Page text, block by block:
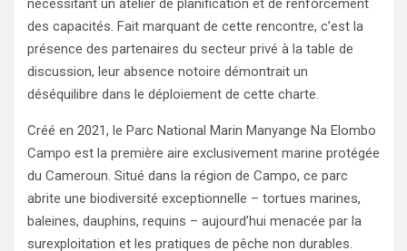
nécessitant un atelier de planification et de renforcement
des capacités. Fait marquant de cette rencontre, c’est la
présence des partenaires du secteur privé à la table de
discussion, leur absence notoire démontrait un
déséquilibre dans le déploiement de cette charte.
Créé en 2021, le Parc National Marin Manyange Na Elombo
Campo est la première aire exclusivement marine protégée
du Cameroun. Situé dans la région de Campo, ce parc
abrite une biodiversité exceptionnelle – tortues marines,
baleines, dauphins, requins – aujourd’hui menacée par la
surexploitation et les pratiques de pêche non durables.